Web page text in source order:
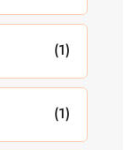
(1)
(1)